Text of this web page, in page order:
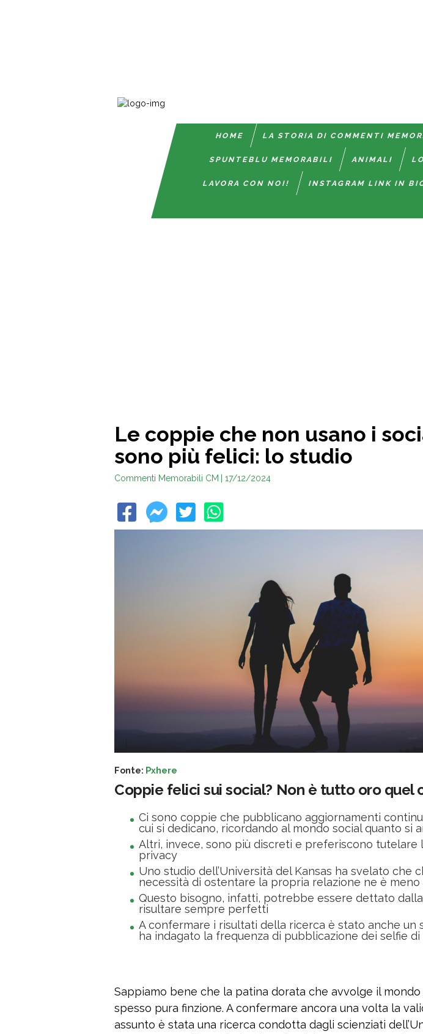
HOME LA STORIA DI COMMENTI
SPUNTEBLU MEMORABILI ANIMALI
LAVORA CON NOI! INSTAGRAM LINK IN
Le coppie che non usano i
sono più felici: lo studio
Commenti Memorabili CM | 17/12/2024
Fonte: Pxhere
Coppie felici sui social? Non è tutto oro quel
Ci sono coppie che pubblicano aggiornamenti
cui si dedicano, ricordando al mondo social quanto si
Altri, invece, sono più discreti e preferiscono tutelare
privacy
Uno studio dell’Università del Kansas ha svelato che
necessità di ostentare la propria relazione ne è
Questo bisogno, infatti, potrebbe essere dettato
risultare sempre perfetti
A confermare i risultati della ricerca è stato anche un
ha indagato la frequenza di pubblicazione dei selfie
Sappiamo bene che la patina dorata che avvolge il mondo
spesso pura finzione. A confermare ancora una volta la
assunto è stata una ricerca condotta dagli scienziati